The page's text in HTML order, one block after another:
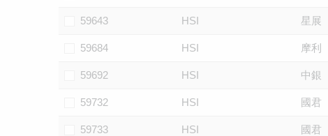
59643 HSI 星展
59684 HSI 摩利
59692 HSI 中銀
59732 HSI 國君
59733 HSI 國君